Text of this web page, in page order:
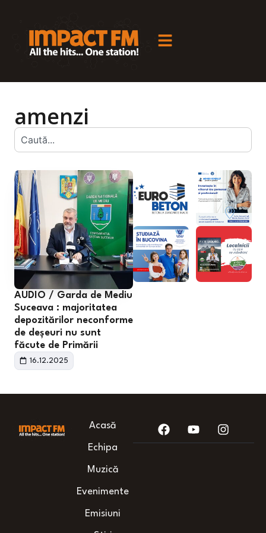
amenzi
AUDIO / Garda de Mediu
Suceava : majoritatea
depozitărilor neconforme
de deșeuri nu sunt
făcute de Primării
16.12.2025
Acasă
Echipa
Muzică
Evenimente
Emisiuni